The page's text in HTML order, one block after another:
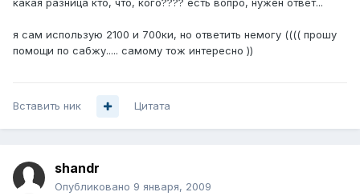
какая разница кто, что, кого???? есть вопро, нужен ответ...
я сам использую 2100 и 700ки, но ответить немогу (((( прошу
помощи по сабжу..... самому тож интересно ))
Вставить ник Цитата
shandr
Опубликовано 9 января, 2009